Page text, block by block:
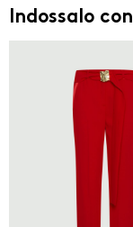
Indossalo con